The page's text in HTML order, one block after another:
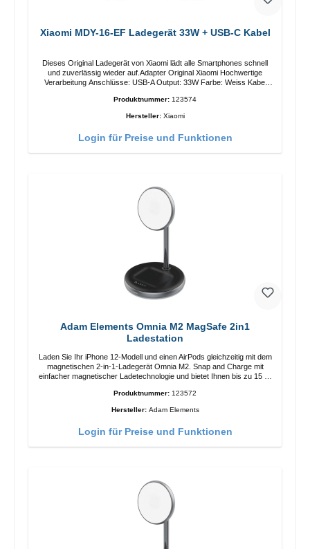
Xiaomi MDY-16-EF Ladegerät 33W + USB-C Kabel
Dieses Original Ladegerät von Xiaomi lädt alle Smartphones schnell
und zuverlässig wieder auf.Adapter Original Xiaomi Hochwertige
Verarbeitung Anschlüsse: USB-A Output: 33W Farbe: Weiss Kabel
Produktnummer: 123574
Hersteller: Xiaomi
Login für Preise und Funktionen
Adam Elements Omnia M2 MagSafe 2in1
Ladestation
Laden Sie Ihr iPhone 12-Modell und einen AirPods gleichzeitig mit dem
magnetischen 2-in-1-Ladegerät Omnia M2. Snap and Charge mit
einfacher magnetischer Ladetechnologie und bietet Ihnen bis zu 15 W
ermöglicht das Design mit einstellbarem Ladewinkel eine einfache
Funktionen Kabellose Ladeleistung von bis zu 15 W für schnelles
Serie Laden Sie Ihr iPhone bequem vertikal oder horizontal auf Auf
Produktnummer: 123572
Hersteller: Adam Elements
Login für Preise und Funktionen